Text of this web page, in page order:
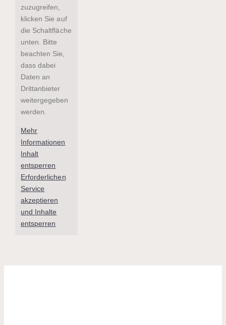
zuzugreifen,
klicken Sie auf
die Schaltfläche
unten. Bitte
beachten Sie,
dass dabei
Daten an
Drittanbieter
weitergegeben
werden.
Mehr
Informationen
Inhalt
entsperren
Erforderlichen
Service
akzeptieren
und Inhalte
entsperren